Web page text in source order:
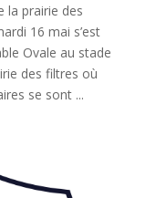
la prairie des
16 mai s’est
Ovale au stade
des filtres où
se sont ...